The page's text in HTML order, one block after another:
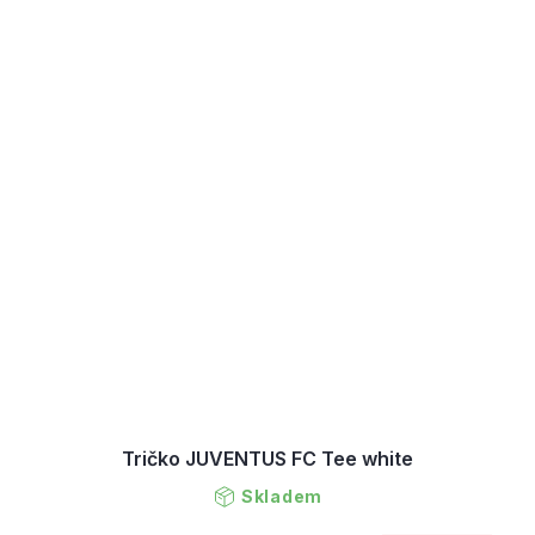
Tričko JUVENTUS FC Tee white
Skladem